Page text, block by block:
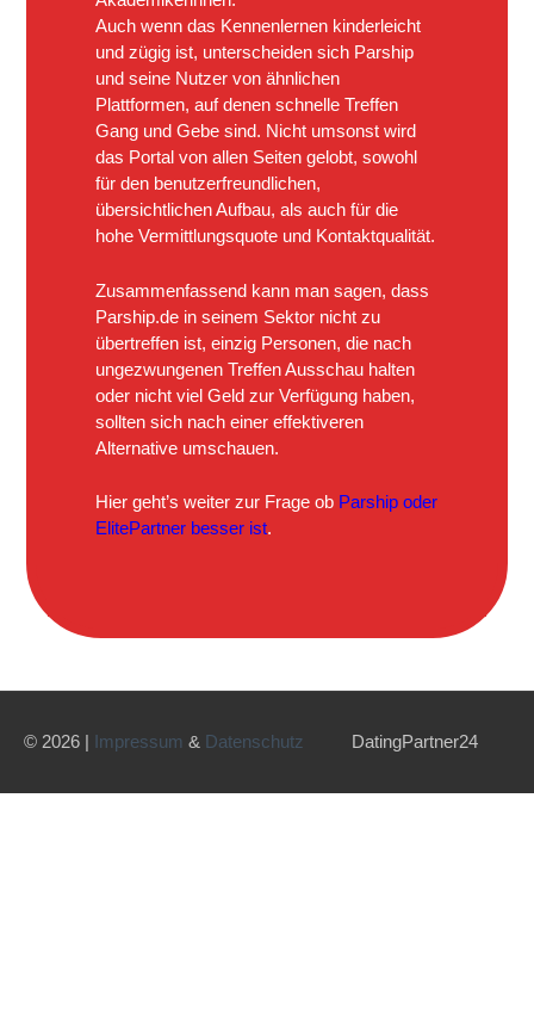
Auch wenn das Kennenlernen kinderleicht
und zügig ist, unterscheiden sich Parship
und seine Nutzer von ähnlichen
Plattformen, auf denen schnelle Treffen
Gang und Gebe sind. Nicht umsonst wird
das Portal von allen Seiten gelobt, sowohl
für den benutzerfreundlichen,
übersichtlichen Aufbau, als auch für die
hohe Vermittlungsquote und Kontaktqualität.
Zusammenfassend kann man sagen, dass
Parship.de in seinem Sektor nicht zu
übertreffen ist, einzig Personen, die nach
ungezwungenen Treffen Ausschau halten
oder nicht viel Geld zur Verfügung haben,
sollten sich nach einer effektiveren
Alternative umschauen.
Hier geht’s weiter zur Frage ob Parship oder
ElitePartner besser ist.
© 2026 | Impressum & Datenschutz DatingPartner24